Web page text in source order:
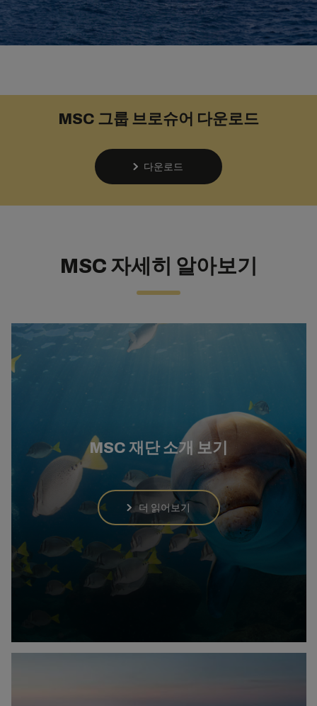
MSC 그룹 브로슈어 다운로드
다운로드
MSC 자세히 알아보기
MSC 재단 소개 보기
더 읽어보기